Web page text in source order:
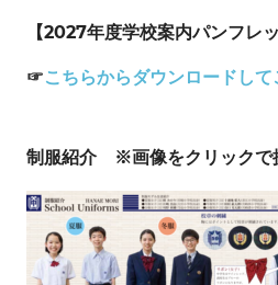
【2027年度学校案内パンフレ
☞こちらからダウンロードし
制服紹介 ※画像をクリックで